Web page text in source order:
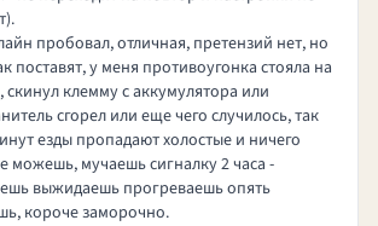
пробовал, отличная, претензий нет, но
поставят, у меня противоугонка стояла на
скинул клемму с аккумулятора или
сгорел или еще чего случилось, так
езды пропадают холостые и ничего
можешь, мучаешь сигналку 2 часа -
выжидаешь прогреваешь опять
короче заморочно.